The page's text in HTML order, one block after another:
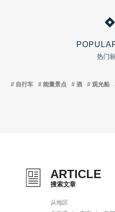
热门
自行车 能量景点 酒 观光船
ARTICLE
搜索文章
从地区